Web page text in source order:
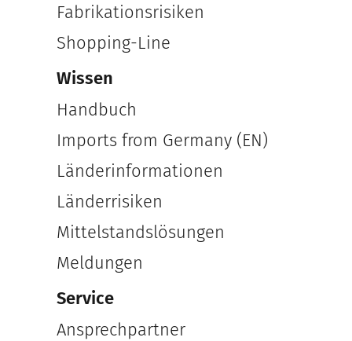
Fabrikationsrisiken
Shopping-Line
Wissen
Handbuch
Imports from Germany (EN)
Länderinformationen
Länderrisiken
Mittelstandslösungen
Meldungen
Service
Ansprechpartner